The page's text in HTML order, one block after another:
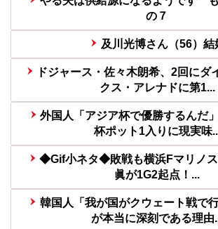
の７
及川光博さん（56）結
ドジャース・佐々木朗希、2回にダ
クス・アレナドに第1...
外国人「アジア杯で優勝するんだ
杯ポット1入りに現実味
◆Gif小ネタ◆敗戦も横浜Fマリノ
眞が1G2起点！...
韓国人「我が国がクウェート戦で
が本当に深刻である理由